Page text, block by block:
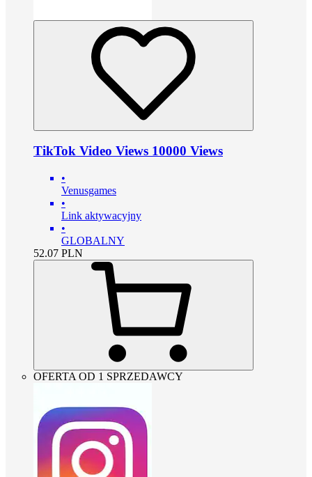
TikTok Video Views 10000 Views
•
Venusgames
•
Link aktywacyjny
•
GLOBALNY
52.07 PLN
OFERTA OD 1 SPRZEDAWCY